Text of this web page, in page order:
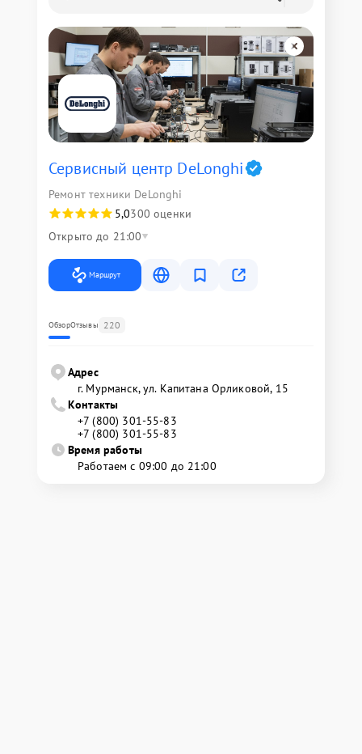
Сервисный центр DeLonghi
Ремонт техники DeLonghi
5,0300 оценки
Открыто до 21:00
Маршрут
ОбзорОтзывы 220
Адрес
г. Мурманск, ул. Капитана Орликовой, 15
Контакты
+7 (800) 301-55-83
+7 (800) 301-55-83
Время работы
Работаем с 09:00 до 21:00